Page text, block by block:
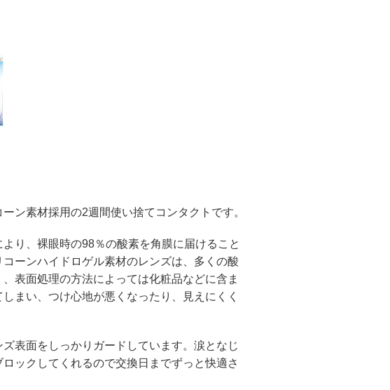
ン素材採用の2週間使い捨てコンタクトです。
り、裸眼時の98％の酸素を角膜に届けること
ーンハイドロゲル素材のレンズは、多くの酸
表面処理の方法によっては化粧品などに含ま
まい、つけ心地が悪くなったり、見えにくく
表面をしっかりガードしています。涙となじ
ックしてくれるので交換日までずっと快適さ